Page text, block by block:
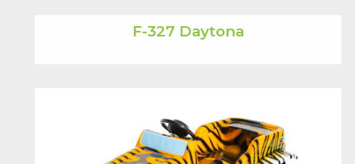
F-327 Daytona